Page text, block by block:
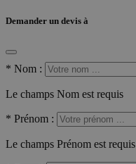
Demander un devis à
* Nom :
Le champs Nom est requis
* Prénom :
Le champs Prénom est requis